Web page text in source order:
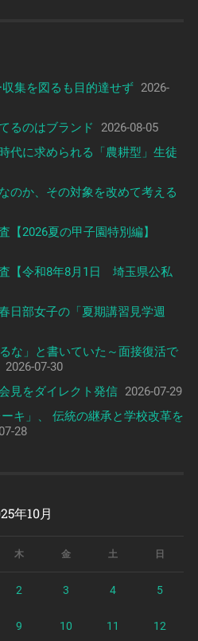
集を図るも目的達せず 2026-
るのはブランド
2026-08-05
代に求められる「農耕型」生徒
のか、その対象を改めて考える
【2026夏の甲子園特別編】
【令和8年8月1日 埼玉県公私
日部女子の「夏期講習見学週
な」と書いていた～面接復活で
2026-07-30
見をダイレクト発信 2026-07-29
キ」、 伝統の継承と学校改革を
28
年10月
木 金 土 日
2 3 4 5
9 10 11 12